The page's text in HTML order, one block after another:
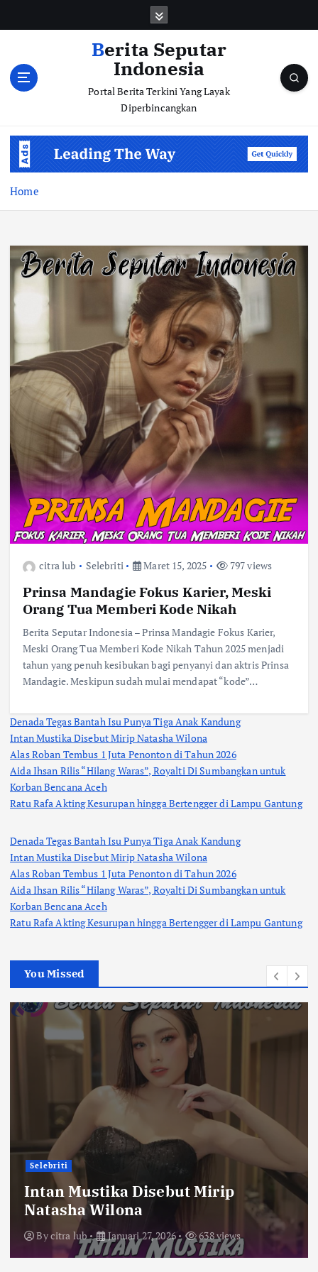
Berita Seputar
Indonesia
Portal Berita Terkini Yang Layak
Diperbincangkan
Home
citra lub Selebriti Maret 15, 2025 797 views
Prinsa Mandagie Fokus Karier, Meski
Orang Tua Memberi Kode Nikah
Berita Seputar Indonesia – Prinsa Mandagie Fokus Karier,
Meski Orang Tua Memberi Kode Nikah Tahun 2025 menjadi
tahun yang penuh kesibukan bagi penyanyi dan aktris Prinsa
Mandagie. Meskipun sudah mulai mendapat “kode”…
Denada Tegas Bantah Isu Punya Tiga Anak Kandung
Intan Mustika Disebut Mirip Natasha Wilona
Alas Roban Tembus 1 Juta Penonton di Tahun 2026
Aida Ihsan Rilis “Hilang Waras”, Royalti Di Sumbangkan untuk
Korban Bencana Aceh
Ratu Rafa Akting Kesurupan hingga Bertengger di Lampu Gantung
Denada Tegas Bantah Isu Punya Tiga Anak Kandung
Intan Mustika Disebut Mirip Natasha Wilona
Alas Roban Tembus 1 Juta Penonton di Tahun 2026
Aida Ihsan Rilis “Hilang Waras”, Royalti Di Sumbangkan untuk
Korban Bencana Aceh
Ratu Rafa Akting Kesurupan hingga Bertengger di Lampu Gantung
You Missed
Selebriti
Intan Mustika Disebut Mirip
Natasha Wilona
Bycitra lub Januari 27, 2026 638 views